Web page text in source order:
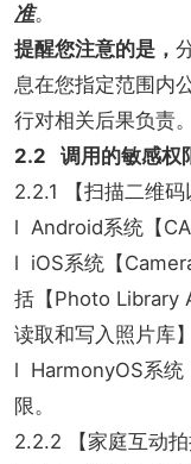
准。
提醒您注意的是，
息在您指定范围内
行对相关后果负责。
2.2 调用的敏感权
2.2.1 【扫描二维码
l Android系统【
l iOS系统【
括【Photo Library
读取和写入照片库
l HarmonyOS系统
限。
2.2.2 【家庭互动